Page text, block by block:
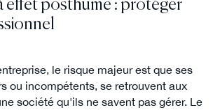
effet posthume : protéger
le risque majeur est que ses
ou incompétents, se retrouvent aux
société qu'ils ne savent pas gérer. Le